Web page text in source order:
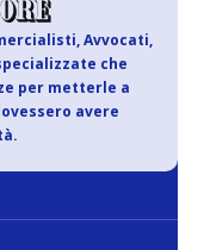
Avvocati,
che
per metterle a
avere